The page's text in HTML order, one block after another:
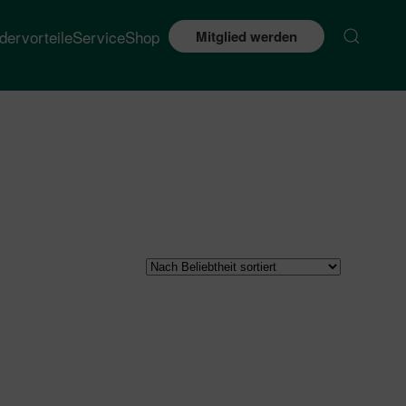
ServiceShop Mitglied werden